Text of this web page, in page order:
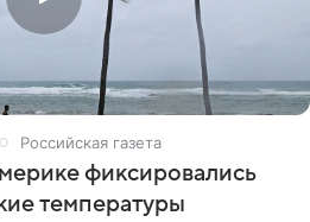
Российская газета
фиксировались
температуры